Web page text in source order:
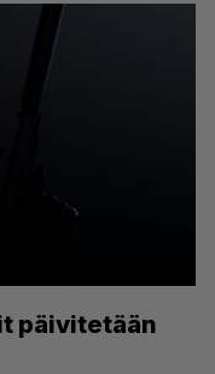
päivitetään